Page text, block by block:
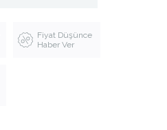
Fiyat Düşünce
Haber Ver